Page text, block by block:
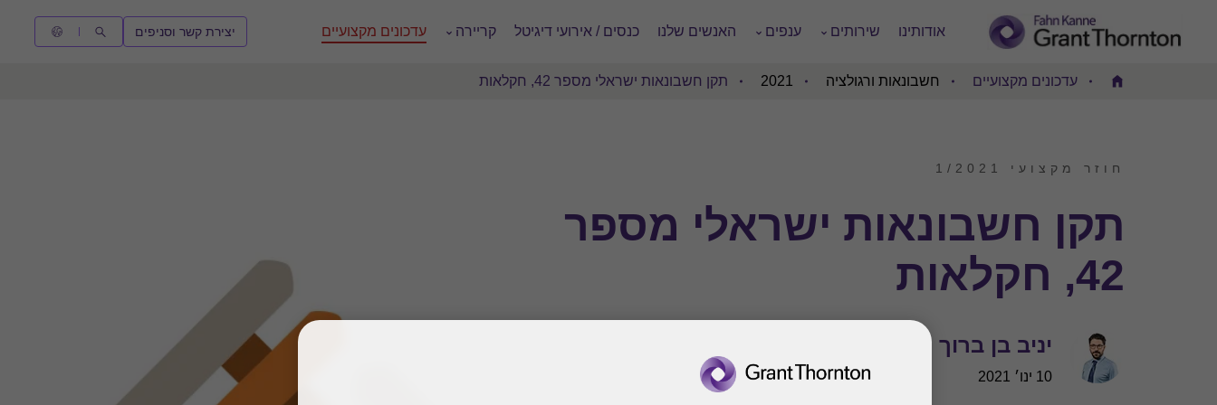
אודותינו שירותים ענפים האנשים שלנו כנסים / אירועי דיגיטל קריירה עדכונים מקצועיים יצירת קשר וסניפים
Home
עדכונים מקצועיים חשבונאות ורגולציה 2021 תקן חשבונאות ישראלי מספר 42, חקלאות
חוזר מקצועי 1/2021
תקן חשבונאות ישראלי מספר
42, חקלאות
יניב בן ברוך
10 ינו׳ 2021